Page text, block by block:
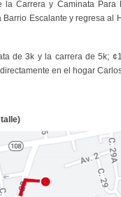
la Carrera y Caminata
Escalante y regresa
de 3k y la carrera de 5k;
directamente en el hogar